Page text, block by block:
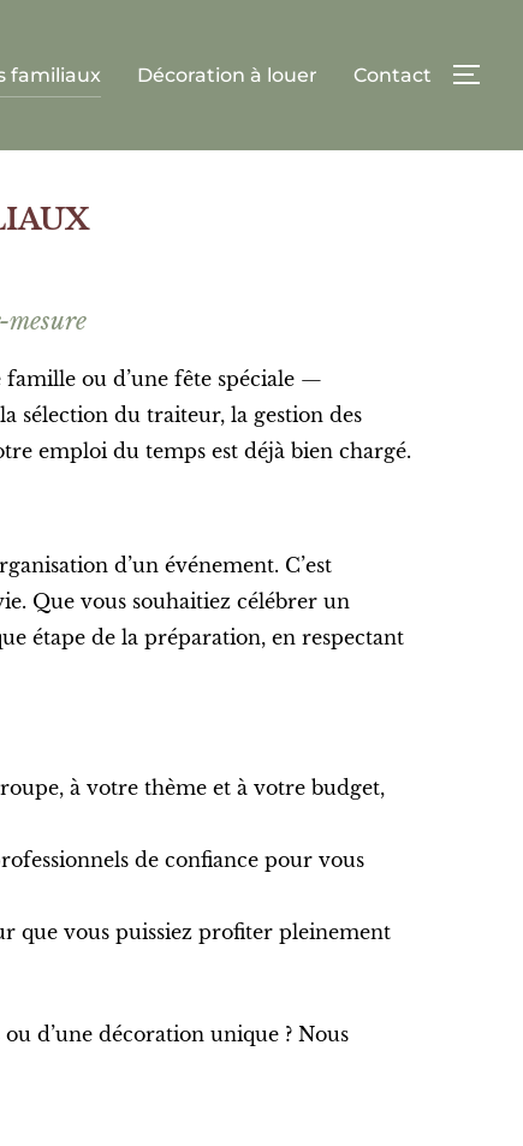
familiaux Décoration à louer Contact
famille ou d’une fête spéciale —
sélection du traiteur, la gestion des
emploi du temps est déjà bien chargé.
d’un événement. C’est
Que vous souhaitiez célébrer un
étape de la préparation, en respectant
à votre thème et à votre budget,
de confiance pour vous
que vous puissiez profiter pleinement
d’une décoration unique ? Nous